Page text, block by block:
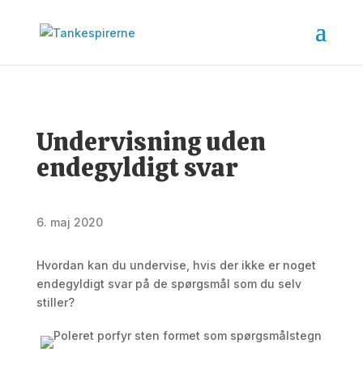
Undervisning uden
endegyldigt svar
6. maj 2020
Hvordan kan du undervise, hvis der ikke er noget
endegyldigt svar på de spørgsmål som du selv
stiller?